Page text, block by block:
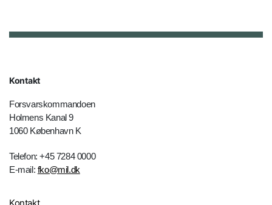
Kontakt
Forsvarskommandoen
Holmens Kanal 9
1060 København K
Telefon: +45 7284 0000
E-mail: fko@mil.dk